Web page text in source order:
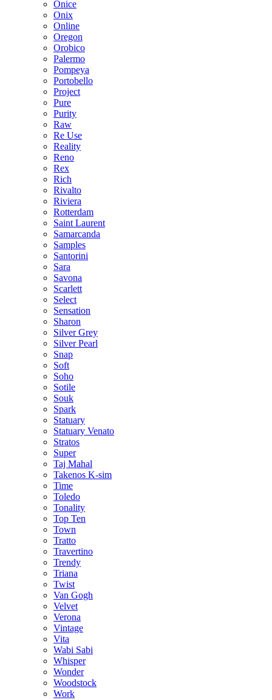
Onice
Onix
Online
Oregon
Orobico
Palermo
Pompeya
Portobello
Project
Pure
Purity
Raw
Re Use
Reality
Reno
Rex
Rich
Rivalto
Riviera
Rotterdam
Saint Laurent
Samarcanda
Samples
Santorini
Sara
Savona
Scarlett
Select
Sensation
Sharon
Silver Grey
Silver Pearl
Snap
Soft
Soho
Sotile
Souk
Spark
Statuary
Statuary Venato
Stratos
Super
Taj Mahal
Takenos K-sim
Time
Toledo
Tonality
Top Ten
Town
Tratto
Travertino
Trendy
Triana
Twist
Van Gogh
Velvet
Verona
Vintage
Vita
Wabi Sabi
Whisper
Wonder
Woodstock
Work